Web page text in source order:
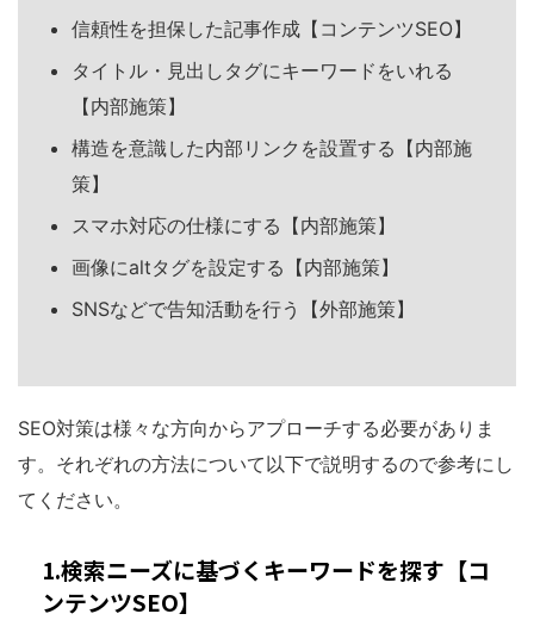
信頼性を担保した記事作成【コンテンツSEO】
タイトル・見出しタグにキーワードをいれる
【内部施策】
構造を意識した内部リンクを設置する【内部施
策】
スマホ対応の仕様にする【内部施策】
画像にaltタグを設定する【内部施策】
SNSなどで告知活動を行う【外部施策】
SEO対策は様々な方向からアプローチする必要がありま
す。それぞれの方法について以下で説明するので参考にし
てください。
1.検索ニーズに基づくキーワードを探す【コ
ンテンツSEO】